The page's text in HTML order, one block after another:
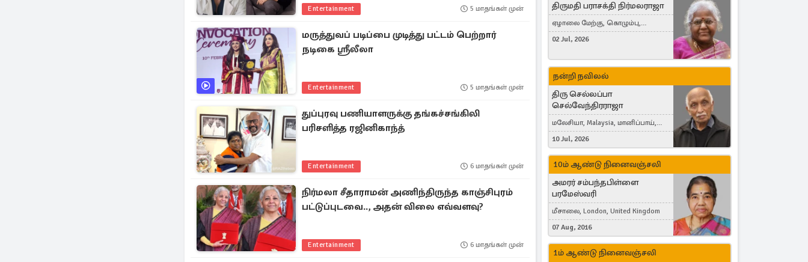
Entertainment 5 மாதங்கள் முன்
மருத்துவப் படிப்பை முடித்து பட்டம் பெற்றார்
நடிகை ஸ்ரீலீலா
Entertainment 5 மாதங்கள் முன்
துப்புரவு பணியாளருக்கு தங்கச்சங்கிலி
பரிசளித்த ரஜினிகாந்த்
Entertainment 6 மாதங்கள் முன்
நிர்மலா சீதாராமன் அணிந்திருந்த காஞ்சிபுரம்
பட்டுப்புடவை.., அதன் விலை எவ்வளவு?
Entertainment 6 மாதங்கள் முன்
திருமதி பராசக்தி நிர்மலராஜா
ஏழாலை மேற்கு, கொழும்பு,
தங்காலை, London, United Kingdom
02 Jul, 2026
நன்றி நவிலல்
திரு செல்லப்பா
செல்வேந்திரராஜா
மலேசியா, Malaysia, மானிப்பாய்,
Duisburg, Germany, London, United
Kingdom
10 Jul, 2026
10ம் ஆண்டு நினைவஞ்சலி
அமரர் சம்பந்தபிள்ளை
பரமேஸ்வரி
மீசாலை, London, United Kingdom
07 Aug, 2016
1ம் ஆண்டு நினைவஞ்சலி